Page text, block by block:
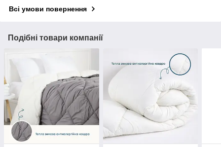
Всі умови повернення
Подібні товари компанії